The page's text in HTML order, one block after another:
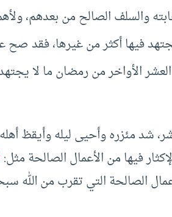
والسلف الصالح من بعدهم،
فيها أكثر من غيرها، فقد صح
الأواخر من رمضان ما لا
شد مئزره وأحيى ليله وأيقظ
فيها من الأعمال الصالحة مثل:
الصالحة التي تقرب من الله